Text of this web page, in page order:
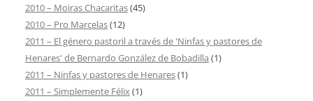
2010 – Moiras Chacaritas(45)
2010 – Pro Marcelas(12)
2011 – El género pastoril a través de 'Ninfas y pastores de
Henares' de Bernardo González de Bobadilla (1)
2011 – Ninfas y pastores de Henares(1)
2011 – Simplemente Félix(1)